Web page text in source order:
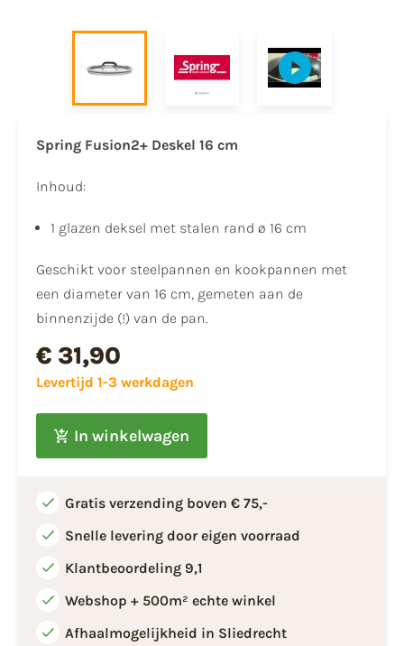
Spring Fusion2+ Deskel 16 cm
Inhoud:
1 glazen deksel met stalen rand ø 16 cm
Geschikt voor steelpannen en kookpannen met
een diameter van 16 cm, gemeten aan de
binnenzijde (!) van de pan.
€ 31,90
Levertijd 1-3 werkdagen
In winkelwagen
Gratis verzending boven € 75,-
Snelle levering door eigen voorraad
Klantbeoordeling 9,1
Webshop + 500m² echte winkel
Afhaalmogelijkheid in Sliedrecht